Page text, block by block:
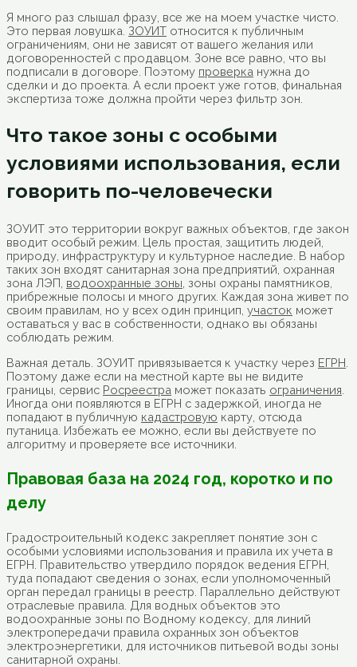
Я много раз слышал фразу, все же на моем участке чисто.
Это первая ловушка. ЗОУИТ относится к публичным
ограничениям, они не зависят от вашего желания или
договоренностей с продавцом. Зоне все равно, что вы
подписали в договоре. Поэтому проверка нужна до
сделки и до проекта. А если проект уже готов, финальная
экспертиза тоже должна пройти через фильтр зон.
Что такое зоны с особыми
условиями использования, если
говорить по-человечески
ЗОУИТ это территории вокруг важных объектов, где закон
вводит особый режим. Цель простая, защитить людей,
природу, инфраструктуру и культурное наследие. В набор
таких зон входят санитарная зона предприятий, охранная
зона ЛЭП, водоохранные зоны , зоны охраны памятников,
прибрежные полосы и много других. Каждая зона живет по
своим правилам, но у всех один принцип, участок может
оставаться у вас в собственности, однако вы обязаны
соблюдать режим.
Важная деталь. ЗОУИТ привязывается к участку через ЕГРН
Поэтому даже если на местной карте вы не видите
границы, сервис Росреестра может показать ограничения
Иногда они появляются в ЕГРН с задержкой, иногда не
попадают в публичную кадастровую карту, отсюда
путаница. Избежать ее можно, если вы действуете по
алгоритму и проверяете все источники.
Правовая база на 2024 год, коротко и по
делу
Градостроительный кодекс закрепляет понятие зон с
особыми условиями использования и правила их учета в
ЕГРН. Правительство утвердило порядок ведения ЕГРН,
туда попадают сведения о зонах, если уполномоченный
орган передал границы в реестр. Параллельно действуют
отраслевые правила. Для водных объектов это
водоохранные зоны по Водному кодексу, для линий
электропередачи правила охранных зон объектов
электроэнергетики, для источников питьевой воды зоны
санитарной охраны.